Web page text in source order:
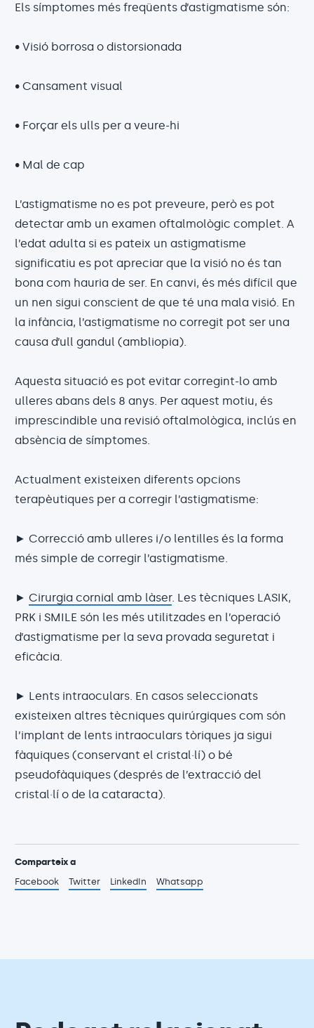
Els símptomes més freqüents d’astigmatisme són:
• Visió borrosa o distorsionada
• Cansament visual
• Forçar els ulls per a veure-hi
• Mal de cap
L’astigmatisme no es pot preveure, però es pot
detectar amb un examen oftalmològic complet. A
l’edat adulta si es pateix un astigmatisme
significatiu es pot apreciar que la visió no és tan
bona com hauria de ser. En canvi, és més difícil que
un nen sigui conscient de que té una mala visió. En
la infància, l’astigmatisme no corregit pot ser una
causa d’ull gandul (ambliopia).
Aquesta situació es pot evitar corregint-lo amb
ulleres abans dels 8 anys. Per aquest motiu, és
imprescindible una revisió oftalmològica, inclús en
absència de símptomes.
Actualment existeixen diferents opcions
terapèutiques per a corregir l’astigmatisme:
► Correcció amb ulleres i/o lentilles és la forma
més simple de corregir l’astigmatisme.
► Cirurgia cornial amb làser. Les tècniques LASIK,
PRK i SMILE són les més utilitzades en l’operació
d’astigmatisme per la seva provada seguretat i
eficàcia.
► Lents intraoculars. En casos seleccionats
existeixen altres tècniques quirúrgiques com són
l’implant de lents intraoculars tòriques ja sigui
fàquiques (conservant el cristal·lí) o bé
pseudofàquiques (després de l’extracció del
cristal·lí o de la cataracta).
Comparteix a
Facebook
Twitter LinkedIn Whatsapp